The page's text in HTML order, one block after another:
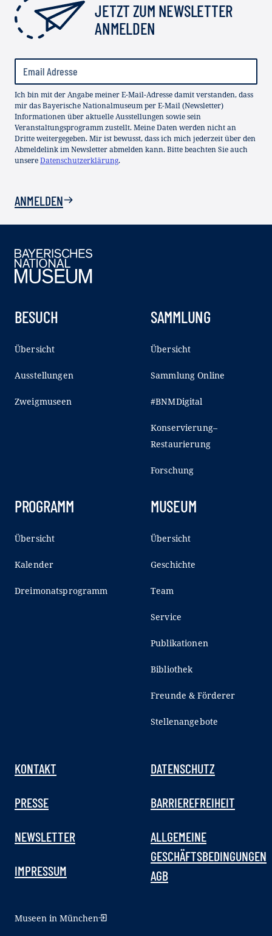
JETZT ZUM NEWSLETTER
ANMELDEN
Ich bin mit der Angabe meiner E-Mail-Adresse damit verstanden, dass
mir das Bayerische Nationalmuseum per E-Mail (Newsletter)
Informationen über aktuelle Ausstellungen sowie sein
Veranstaltungsprogramm zustellt. Meine Daten werden nicht an
Dritte weitergegeben. Mir ist bewusst, dass ich mich jederzeit über den
Abmeldelink im Newsletter abmelden kann. Bitte beachten Sie auch
unsereDatenschutzerklärung.
ANMELDEN
BESUCH
Übersicht
Ausstellungen
Zweigmuseen
SAMMLUNG
Übersicht
Sammlung Online
#BNMDigital
Konservierung–
Restaurierung
Forschung
PROGRAMM
Übersicht
Kalender
Dreimonatsprogramm
MUSEUM
Übersicht
Geschichte
Team
Service
Publikationen
Bibliothek
Freunde & Förderer
Stellenangebote
KONTAKT
PRESSE
NEWSLETTER
IMPRESSUM
DATENSCHUTZ
BARRIEREFREIHEIT
ALLGEMEINE
GESCHÄFTSBEDINGUNGEN
AGB
Museen in München